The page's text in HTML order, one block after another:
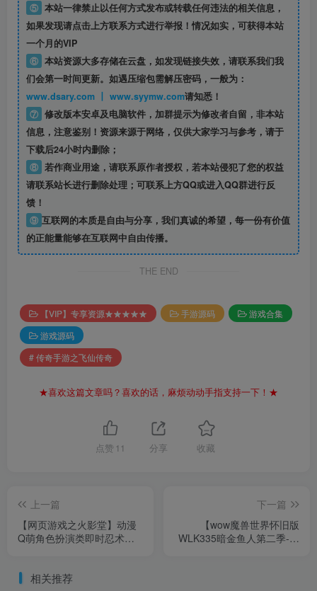
⑤ 本站一律禁止以任何方式发布或转载任何违法的相关信息，
如果发现请点击上方联系方式进行举报！情况如实，可获得本站
一个月的VIP
⑥ 本站资源大多存储在云盘，如发现链接失效，请联系我们我
们会第一时间更新。如遇压缩包需解压密码，一般为：
www.dsary.com 丨 www.syymw.com请知悉！
⑦ 修改版本安卓及电脑软件，加群提示为修改者自留， 非本站
信息 ，注意鉴别！资源来源于网络，仅供大家学习与参考，请于
下载后24小时内删除；
⑧ 若作商业用途，请联系原作者授权，若本站侵犯了您的权益
请联系站长进行删除处理；可联系上方QQ或进入QQ群进行反
馈！
⑨ 互联网的本质是自由与分享，我们真诚的希望，每一份有价值
的正能量能够在互联网中自由传播。
THE END
【VIP】专享资源★★★★★ 手游源码
游戏合集
游戏源码
# 传奇手游之飞仙传奇
★喜欢这篇文章吗？喜欢的话，麻烦动动手指支持一下！★
点赞 11 分享 收藏
上一篇
【网页游戏之火影堂】动漫
Q萌角色扮演类即时忍术动
架设教程！
下一篇
【wow魔兽世界怀旧版
WLK335暗金鱼人第二季-高
相关推荐